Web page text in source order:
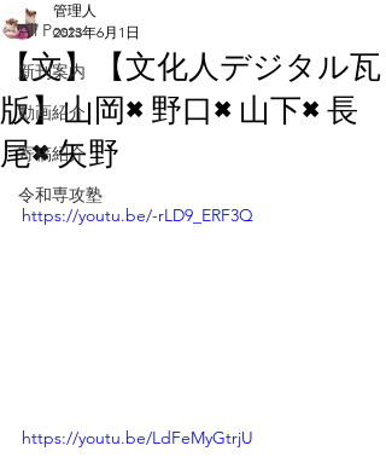
All Posts
新刊案内
動画紹介
寄稿紹介
令和専攻塾
【文】【文化人デジタル瓦
版】山岡×野口×山下×長
尾×矢野
管理人
2023年6月1日
https://youtu.be/-rLD9_ERF3Q
https://youtu.be/LdFeMyGtrjU